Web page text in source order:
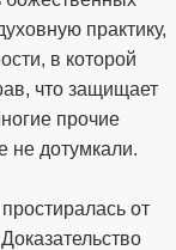
практику,
в которой
что защищает
прочие
не дотумкали.
от